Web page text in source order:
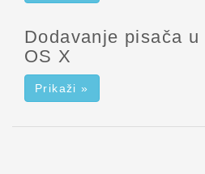
Dodavanje pisača
OS X
Prikaži »